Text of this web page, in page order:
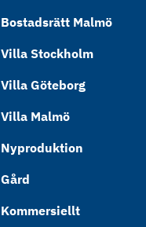
Bostadsrätt Malmö
Villa Stockholm
Villa Göteborg
Villa Malmö
Nyproduktion
Gård
Kommersiellt